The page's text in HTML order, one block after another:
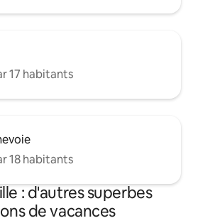
17 habitants
18 habitants
: d'autres superbes
de vacances